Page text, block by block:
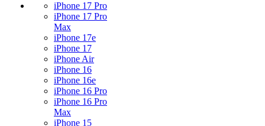
iPhone 17 Pro
iPhone 17 Pro
Max
iPhone 17e
iPhone 17
iPhone Air
iPhone 16
iPhone 16e
iPhone 16 Pro
iPhone 16 Pro
Max
iPhone 15